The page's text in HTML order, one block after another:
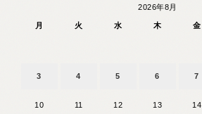
2026年8月
月 火 水 木 金
3 4 5 6 7
10 11 12 13 14